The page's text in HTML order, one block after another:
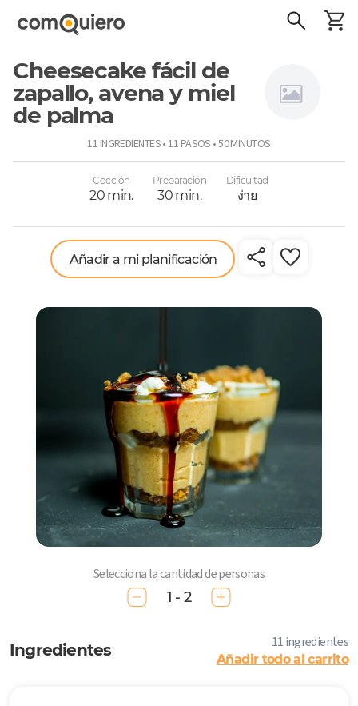
Cheesecake fácil de
zapallo, avena y miel
de palma
11 INGREDIENTES • 11 PASOS • 50 MINUTOS
Cocción
20 min.
Preparación
30 min.
Dificultad
ง่าย
Añadir a mi planificación
Selecciona la cantidad de personas
1 - 2
Ingredientes 11 ingredientes
Añadir todo al carrito